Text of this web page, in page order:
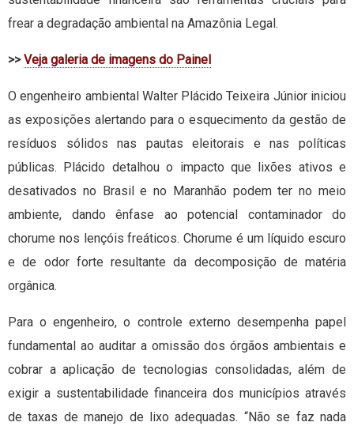
frear a degradação ambiental na Amazônia Legal.
>>Veja galeria de imagens do Painel
O engenheiro ambiental Walter Plácido Teixeira Júnior iniciou
as exposições alertando para o esquecimento da gestão de
resíduos sólidos nas pautas eleitorais e nas políticas
públicas. Plácido detalhou o impacto que lixões ativos e
desativados no Brasil e no Maranhão podem ter no meio
ambiente, dando ênfase ao potencial contaminador do
chorume nos lençóis freáticos. Chorume é um líquido escuro
e de odor forte resultante da decomposição de matéria
orgânica.
Para o engenheiro, o controle externo desempenha papel
fundamental ao auditar a omissão dos órgãos ambientais e
cobrar a aplicação de tecnologias consolidadas, além de
exigir a sustentabilidade financeira dos municípios através
de taxas de manejo de lixo adequadas. “Não se faz nada